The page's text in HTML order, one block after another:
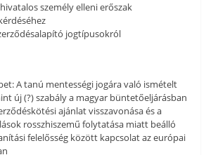
személy elleni erőszak
jogtípusokról
A tanú mentességi jogára való ismételt
új (?) szabály a magyar büntetőeljárásban
ajánlat visszavonása és a
rosszhiszemű folytatása miatt beálló
felelősség között kapcsolat az európai